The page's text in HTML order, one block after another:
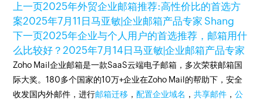
上一页2025年外贸企业邮箱推荐:高性价比的首选方
案2025年7月11日马亚敏|企业邮箱产品专家 Shang
下一页2025年企业与个人用户的首选推荐，邮箱用什
么比较好？2025年7月14日马亚敏|企业邮箱产品专家
Zoho Mail企业邮箱是一款SaaS云端电子邮箱，多次荣获邮箱国
际大奖。180多个国家的10万+企业在Zoho Mail的帮助下，安全
收发国内外邮件，进行邮箱迁移 ，配置企业域名 ，共享邮件 ，公